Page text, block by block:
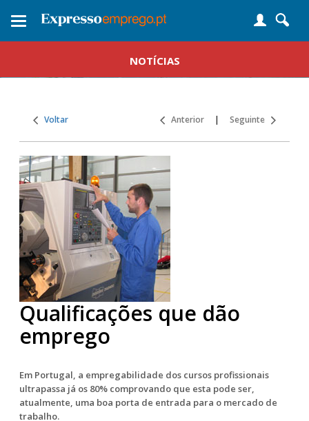
Toggle
NOTÍCIAS
Voltar Anterior | Seguinte
Qualificações que dão
emprego
Em Portugal, a empregabilidade dos cursos profissionais
ultrapassa já os 80% comprovando que esta pode ser,
atualmente, uma boa porta de entrada para o mercado de
trabalho.